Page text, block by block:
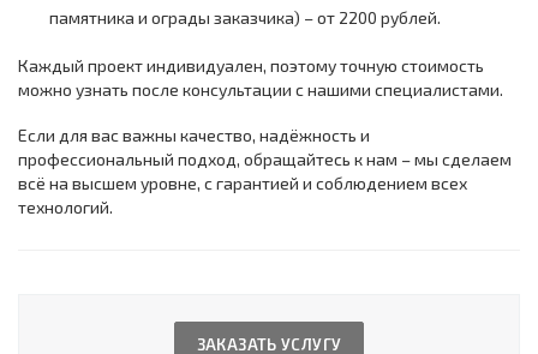
памятника и ограды заказчика) – от 2200 рублей.
Каждый проект индивидуален, поэтому точную стоимость
можно узнать после консультации с нашими специалистами.
Если для вас важны качество, надёжность и
профессиональный подход, обращайтесь к нам – мы сделаем
всё на высшем уровне, с гарантией и соблюдением всех
технологий.
ЗАКАЗАТЬ УСЛУГУ